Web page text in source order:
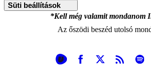
Süti beállítások
*Kell még valamit mondanom
Az őszödi beszéd utolsó